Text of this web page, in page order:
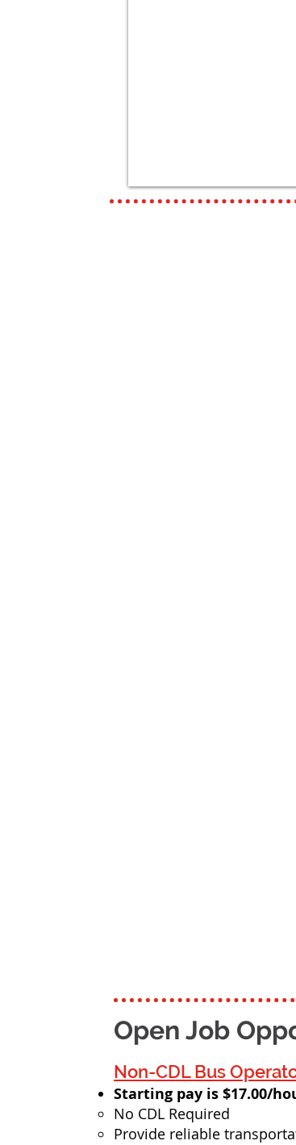
Open Job
Non-CDL Bus
Starting pay is $17.00/
No CDL Required
Provide reliable